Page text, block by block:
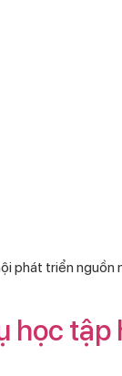
triển nguồn
học